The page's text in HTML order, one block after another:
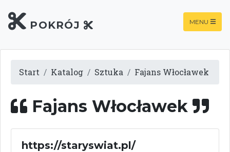
POKRÓJ MENU
Start Katalog Sztuka Fajans Włocławek
Fajans Włocławek
https://staryswiat.pl/